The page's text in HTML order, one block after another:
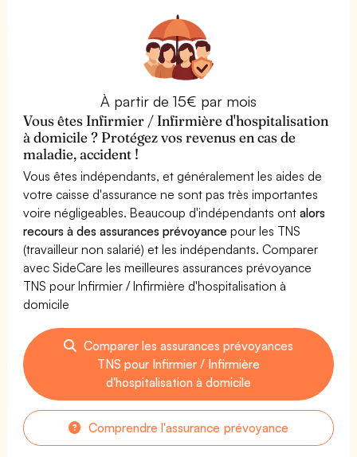
À partir de 15€ par mois
Vous êtes Infirmier / Infirmière d'hospitalisation
à domicile ? Protégez vos revenus en cas de
maladie, accident !
Vous êtes indépendants, et généralement les aides de
votre caisse d'assurance ne sont pas très importantes
voire négligeables. Beaucoup d'indépendants ontalors
recours à des assurances prévoyance pour les TNS
(travailleur non salarié) et les indépendants. Comparer
avec SideCare les meilleures assurances prévoyance
TNS pour Infirmier / Infirmière d'hospitalisation à
domicile
Comparer les assurances prévoyances
TNS pour Infirmier / Infirmière
d'hospitalisation à domicile
Comprendre l'assurance prévoyance